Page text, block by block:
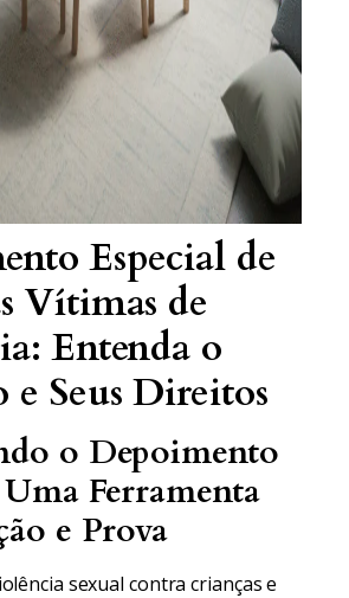
Especial de
Vítimas de
Entenda o
e Seus Direitos
o Depoimento
Ferramenta
e Prova
sexual contra crianças e